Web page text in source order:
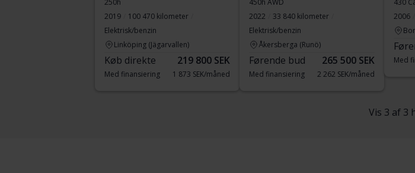
250h
2019
100 470 kilometer
Elektrisk/benzin
Linköping (Jägarvallen)
Køb direkte 219 800 SEK
Med finansiering 1 873 SEK/måned
450h AWD
2022
33 840 kilometer
Elektrisk/benzin
Åkersberga (Runö)
Førende bud 265 500 SEK
Med finansiering 2 262 SEK/måned
430
2006
Med
Vis 3 af 3